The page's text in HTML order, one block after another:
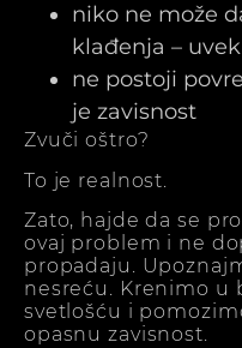
niko ne može
klađenja –
ne postoji
je zavisnost
Zvuči oštro?
To je realnost.
Zato, hajde da se
ovaj problem i ne
propadaju.
nesreću. Krenimo u
svetlošću i
opasnu zavisnost.